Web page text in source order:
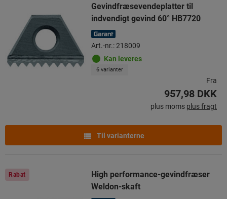
Gevindfræsevendeplatter til
indvendigt gevind 60° HB7720
Art.-nr.: 218009
Kan leveres
6 varianter
Fra
957,98 DKK
plus moms plus fragt
Til varianterne
Rabat
High performance-gevindfræser
Weldon-skaft